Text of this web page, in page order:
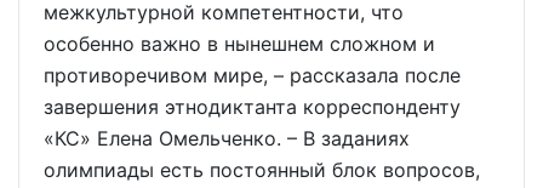
межкультурной компетентности, что
особенно важно в нынешнем сложном и
противоречивом мире, – рассказала после
завершения этнодиктанта корреспонденту
«КС» Елена Омельченко. – В заданиях
олимпиады есть постоянный блок вопросов,